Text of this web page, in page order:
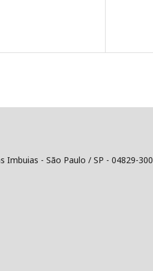
Imbuias - São Paulo / SP - 04829-300